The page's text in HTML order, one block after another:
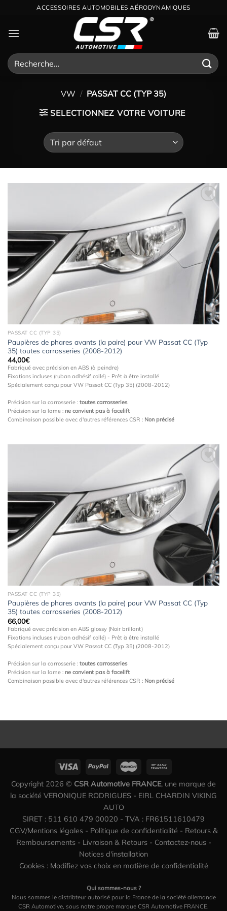
contenu
ACCESSOIRES AUTOMOBILES AÉRODYNAMIQUES
Recherche
pour :
VW / PASSAT CC (TYP 35)
SELECTIONNEZ VOTRE VOITURE
Ajouter
wishlist
PASSAT CC (TYP 35)
Paupières de phares avants (la paire) pour VW Passat CC (Typ
35) toutes carrosseries (2008-2012)
44,00€
Fabriqué avec précision en ABS (à peindre)
Fixations incluses (ruban adhésif collé) - Prêt à être installé
Spécialement conçu pour VW Passat CC (Typ 35) (2008-2012)
Précision sur la carrosserie : toutes carrosseries
Précision sur la lame : ne convient pas à facelift
Combinaison possible avec d'autres références CSR : Non précisé
Ajouter
wishlist
PASSAT CC (TYP 35)
Paupières de phares avants (la paire) pour VW Passat CC (Typ
35) toutes carrosseries (2008-2012)
66,00€
Fabriqué avec précision en ABS glossy (Noir brillant)
Fixations incluses (ruban adhésif collé) - Prêt à être installé
Spécialement conçu pour VW Passat CC (Typ 35) (2008-2012)
Précision sur la carrosserie : toutes carrosseries
Précision sur la lame : ne convient pas à facelift
Combinaison possible avec d'autres références CSR : Non précisé
Copyright 2026 © CSR Automotive FRANCE, une marque de
la société VERONIQUE RODRIGUES - EIRL CHARDIN VIKING
AUTO
SIRET : 511 610 479 00020 - TVA : FR61511610479
CGV/Mentions légales- Politique de confidentialité - Retours &
Remboursements- Livraison & Retours- Contactez-nous-
Notices d'installation
Cookies : Modifiez vos choix en matière de confidentialité
Qui sommes-nous ?
Nous sommes le distribteur autorisé pour la France de la société allemande
CSR Automotive, sous notre propre marque CSR Automotive FRANCE,